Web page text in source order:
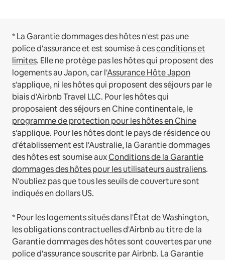
* La Garantie dommages des hôtes n'est pas une
police d'assurance et est soumise à cesconditions et
limites. Elle ne protège pas les hôtes qui proposent des
logements au Japon, car l'Assurance Hôte Japon
s'applique, ni les hôtes qui proposent des séjours par le
biais d'Airbnb Travel LLC. Pour les hôtes qui
proposaient des séjours en Chine continentale, le
programme de protection pour les hôtes en Chine
s'applique. Pour les hôtes dont le pays de résidence ou
d'établissement est l'Australie, la Garantie dommages
des hôtes est soumise auxConditions de la Garantie
dommages des hôtes pour les utilisateurs australiens.
N'oubliez pas que tous les seuils de couverture sont
indiqués en dollars US.
* Pour les logements situés dans l'État de Washington,
les obligations contractuelles d'Airbnb au titre de la
Garantie dommages des hôtes sont couvertes par une
police d'assurance souscrite par Airbnb. La Garantie